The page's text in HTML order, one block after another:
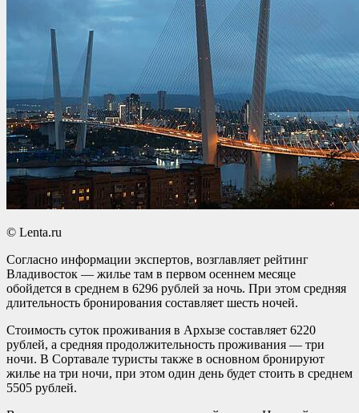
© Lenta.ru
Согласно информации экспертов, возглавляет рейтинг
Владивосток — жилье там в первом осеннем месяце
обойдется в среднем в 6296 рублей за ночь. При этом средняя
длительность бронирования составляет шесть ночей.
Стоимость суток проживания в Архызе составляет 6220
рублей, а средняя продолжительность проживания — три
ночи. В Сортавале туристы также в основном бронируют
жилье на три ночи, при этом один день будет стоить в среднем
5505 рублей.